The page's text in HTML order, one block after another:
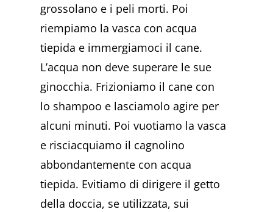
grossolano e i peli morti. Poi
riempiamo la vasca con acqua
tiepida e immergiamoci il cane.
L’acqua non deve superare le sue
ginocchia. Frizioniamo il cane con
lo shampoo e lasciamolo agire per
alcuni minuti. Poi vuotiamo la vasca
e risciacquiamo il cagnolino
abbondantemente con acqua
tiepida. Evitiamo di dirigere il getto
della doccia, se utilizzata, sui